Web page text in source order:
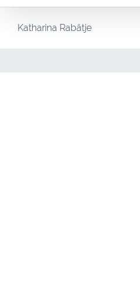
Katharina Rabätje